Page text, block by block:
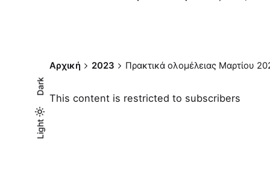
Light
Dark
Light
Dark
Αρχική 2023 Πρακτικά ολομέλειας Μαρτίου
This content is restricted to subscribers